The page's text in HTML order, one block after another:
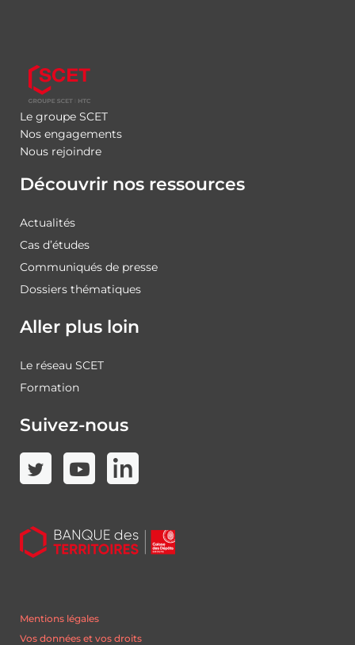
Le groupe SCET
Nos engagements
Nous rejoindre
Découvrir nos ressources
Actualités
Cas d’études
Communiqués de presse
Dossiers thématiques
Aller plus loin
Le réseau SCET
Formation
Suivez-nous
Mentions légales
Vos données et vos droits